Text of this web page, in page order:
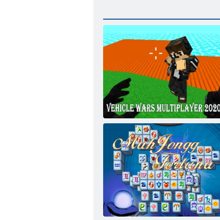
Fahrzeugkriege Multiplayer 2020